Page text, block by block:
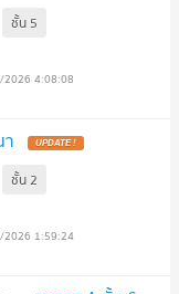
ชั้น 5
4:08:08
ชั้น2
1:59:24